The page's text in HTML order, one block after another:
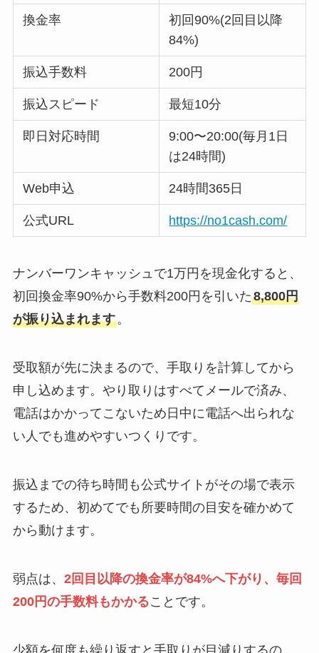
換金率
初回90%(2回目以降
84%)
振込手数料 200円
振込スピード 最短10分
即日対応時間
9:00〜20:00(毎月1日
は24時間)
Web申込 24時間365日
公式URL https://no1cash.com/
ナンバーワンキャッシュで1万円を現金化すると、
初回換金率90%から手数料200円を引いた8,800円
が振り込まれます。
受取額が先に決まるので、手取りを計算してから
申し込めます。やり取りはすべてメールで済み、
電話はかかってこないため日中に電話へ出られな
い人でも進めやすいつくりです。
振込までの待ち時間も公式サイトがその場で表示
するため、初めてでも所要時間の目安を確かめて
から動けます。
弱点は、 2回目以降の換金率が84%へ下がり、毎回
200円の手数料もかかることです。
少額を何度も繰り返すと手取りが目減りするの